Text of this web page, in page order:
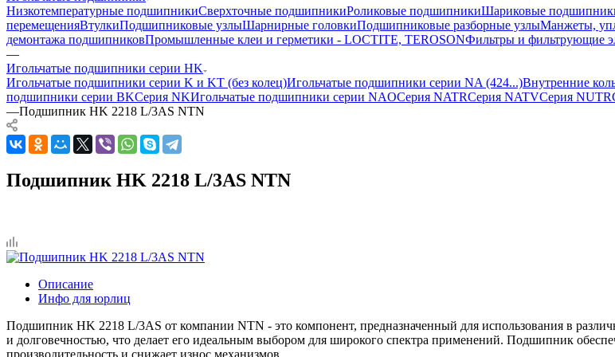
Низкотемпературные подшипникиСверхточные подшипникиРоликовые подшипникиШариковые
перемещенияВтулкиПодшипниковые узлыШарнирные головкиПодшипниковые разборные узлыМанжеты,
демонтажа подшипниковПромышленные клеи и герметики - LOCTITE, TEROSONФильтры и фильтрующие
—
Игольчатые подшипники серии HK
Игольчатые подшипники серии K и KT (без колец)Игольчатые подшипники серии NA (424...)Внутренние
подшипники серии BKСерия NKИгольчатые подшипники серии NAOСерия NATRСерия NATVСерия NUTR
—Подшипник HK 2218 L/3AS NTN
Подшипник HK 2218 L/3AS NTN
Описание
Инфо для юрлиц
Подшипник HK 2218 L/3AS от компании NTN - это компонент, предназначенный для использования в
и долговечностью, что делает его идеальным выбором для широкого спектра применений. Подшипник
производительность и снижает износ механизмов.